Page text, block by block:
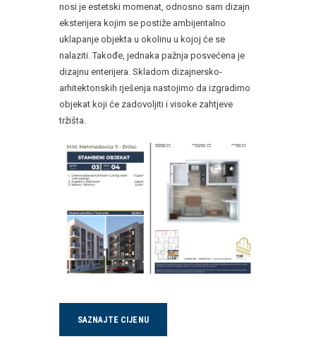
nosi je estetski momenat, odnosno sam dizajn
eksterijera kojim se postiže ambijentalno
uklapanje objekta u okolinu u kojoj će se
nalaziti. Takođe, jednaka pažnja posvećena je
dizajnu enterijera. Skladom dizajnersko-
arhitektonskih rješenja nastojimo da izgradimo
objekat koji će zadovoljiti i visoke zahtjeve
tržišta.
SAZNAJTE CIJENU